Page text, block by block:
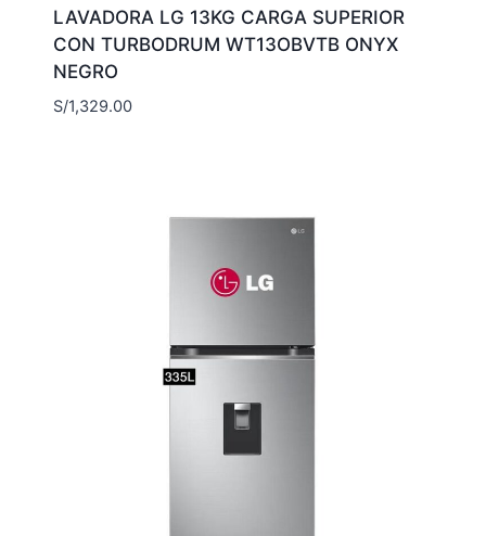
LAVADORA LG 13KG CARGA SUPERIOR
CON TURBODRUM WT13OBVTB ONYX
NEGRO
S/1,329.00